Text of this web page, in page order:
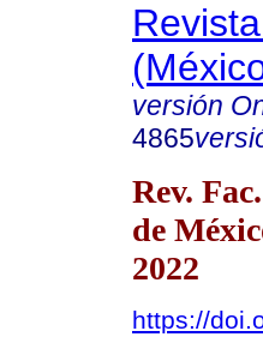
versión
4865
Rev.
de
2022
https://